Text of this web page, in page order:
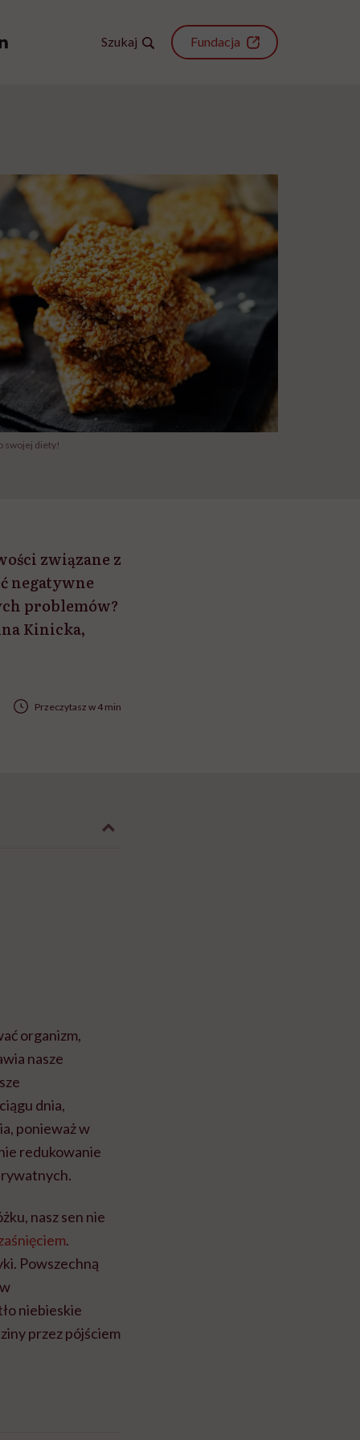
Szukaj Fundacja
swojej diety!
związane z
negatywne
problemów?
Kinicka,
Przeczytasz w 4 min
organizm,
nasze
dnia,
ponieważ w
redukowanie
nasz sen nie
.
Powszechną
niebieskie
przez pójściem